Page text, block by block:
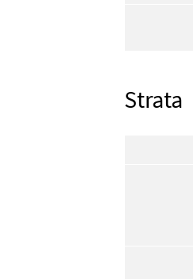
Strata